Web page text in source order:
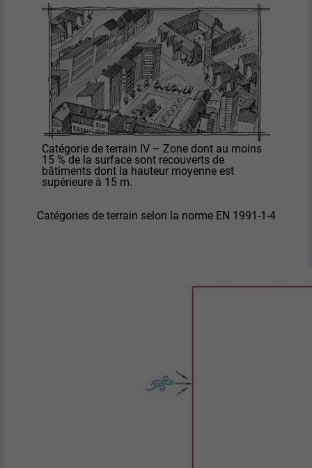
Catégorie de terrain IV – Zone dont au moins
15 % de la surface sont recouverts de
bâtiments dont la hauteur moyenne est
supérieure à 15 m.
Catégories de terrain selon la norme EN 1991-1-4